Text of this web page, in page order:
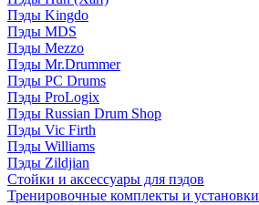
Пэды Kingdo
Пэды MDS
Пэды Mezzo
Пэды Mr.Drummer
Пэды PC Drums
Пэды ProLogix
Пэды Russian Drum Shop
Пэды Vic Firth
Пэды Williams
Пэды Zildjian
Стойки и аксессуары для пэдов
Тренировочные комплекты и установки